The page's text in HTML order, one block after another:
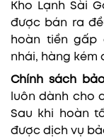
Kho Lạnh Sài
được bán ra
hoàn tiền gấp
nhái, hàng kém
Chính sách
luôn dành cho
Sau khi hoàn
được dịch vụ